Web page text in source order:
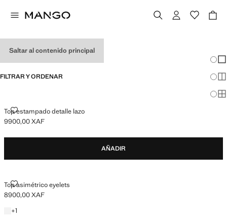
Saltar al contenido principal
FILTRAR Y ORDENAR
Top estampado detalle lazo
TOP ESTAMPADO DETALLE LAZO
Precio actual [9900,00 XAF ]
9900,00 XAF
AÑADIR
Top asimétrico eyelets
TOP ASIMÉTRICO EYELETS
Precio actual [8900,00 XAF ]
8900,00 XAF
+1
+1 color